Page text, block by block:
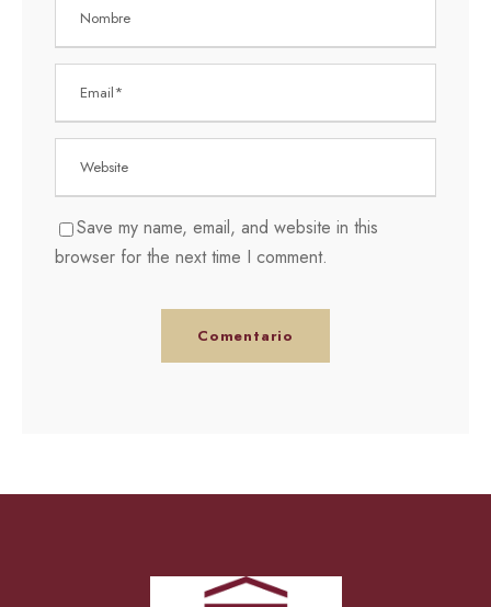
Save my name, email, and website in this
browser for the next time I comment.